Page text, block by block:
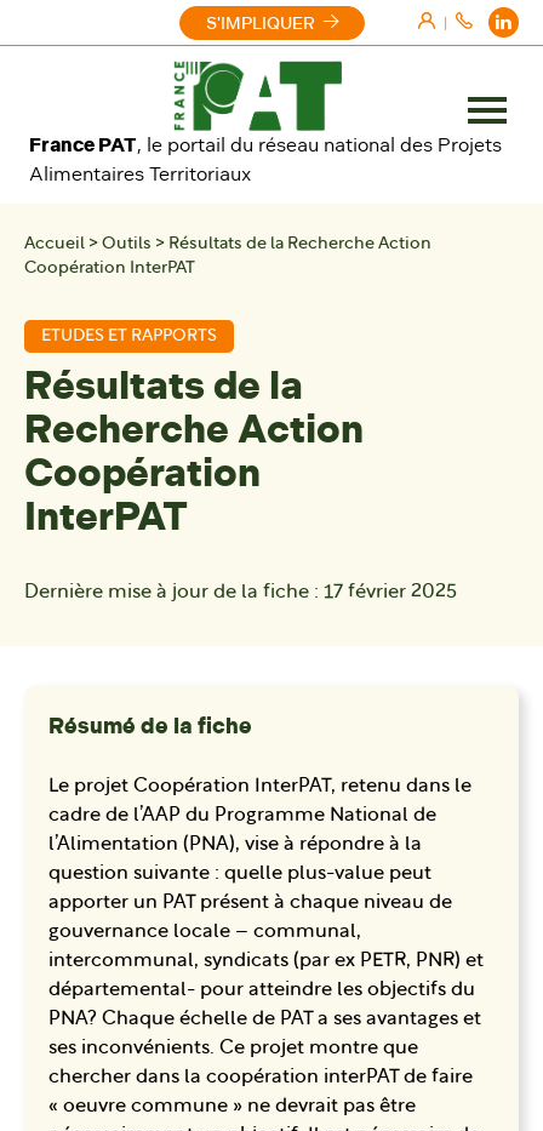
|
France PAT, le portail du réseau national des Projets
Alimentaires Territoriaux
S'IMPLIQUER
Ouvrir
le
Accueil > Outils > Résultats de la Recherche Action
Coopération InterPAT
ETUDES ET RAPPORTS
Résultats de la
Recherche Action
Coopération
InterPAT
Dernière mise à jour de la fiche : 17 février 2025
Résumé de la fiche
Le projet Coopération InterPAT, retenu dans le
cadre de l’AAP du Programme National de
l’Alimentation (PNA), vise à répondre à la
question suivante : quelle plus-value peut
apporter un PAT présent à chaque niveau de
gouvernance locale – communal,
intercommunal, syndicats (par ex PETR, PNR) et
départemental- pour atteindre les objectifs du
PNA? Chaque échelle de PAT a ses avantages et
ses inconvénients. Ce projet montre que
chercher dans la coopération interPAT de faire
« oeuvre commune » ne devrait pas être